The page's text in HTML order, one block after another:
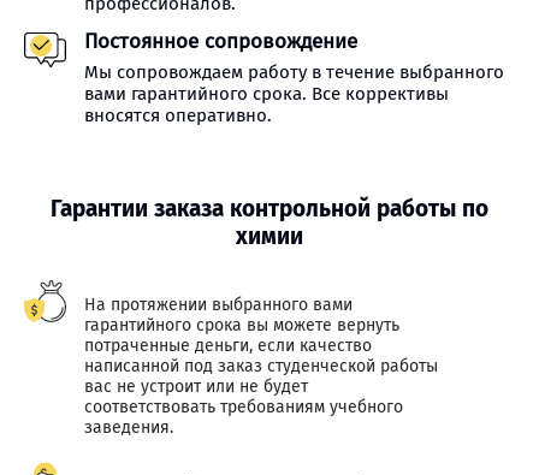
Постоянное сопровождение
Мы сопровождаем работу в течение выбранного
вами гарантийного срока. Все коррективы
вносятся оперативно.
Гарантии заказа контрольной работы по
химии
На протяжении выбранного вами
гарантийного срока вы можете вернуть
потраченные деньги, если качество
написанной под заказ студенческой работы
вас не устроит или не будет
соответствовать требованиям учебного
заведения.